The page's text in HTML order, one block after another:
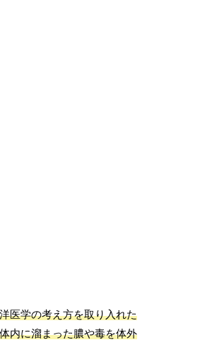
医学の考え方を取り入れた
内に溜まった膿や毒を体外